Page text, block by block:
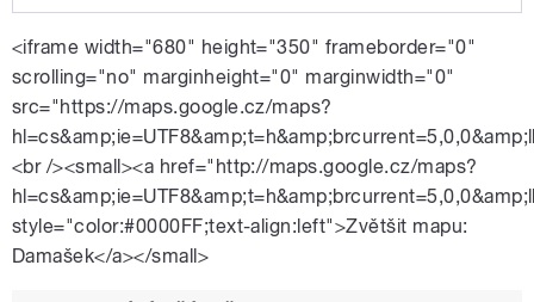
pause
pizzerii
<iframe width="680" height="350" frameborder="0"
scrolling="no" marginheight="0" marginwidth="0"
src="https://maps.google.cz/maps?
<br /><small><a href="http://maps.google.cz/maps?
style="color:#0000FF;text-align:left">Zvětšit mapu:
Damašek</a></small>